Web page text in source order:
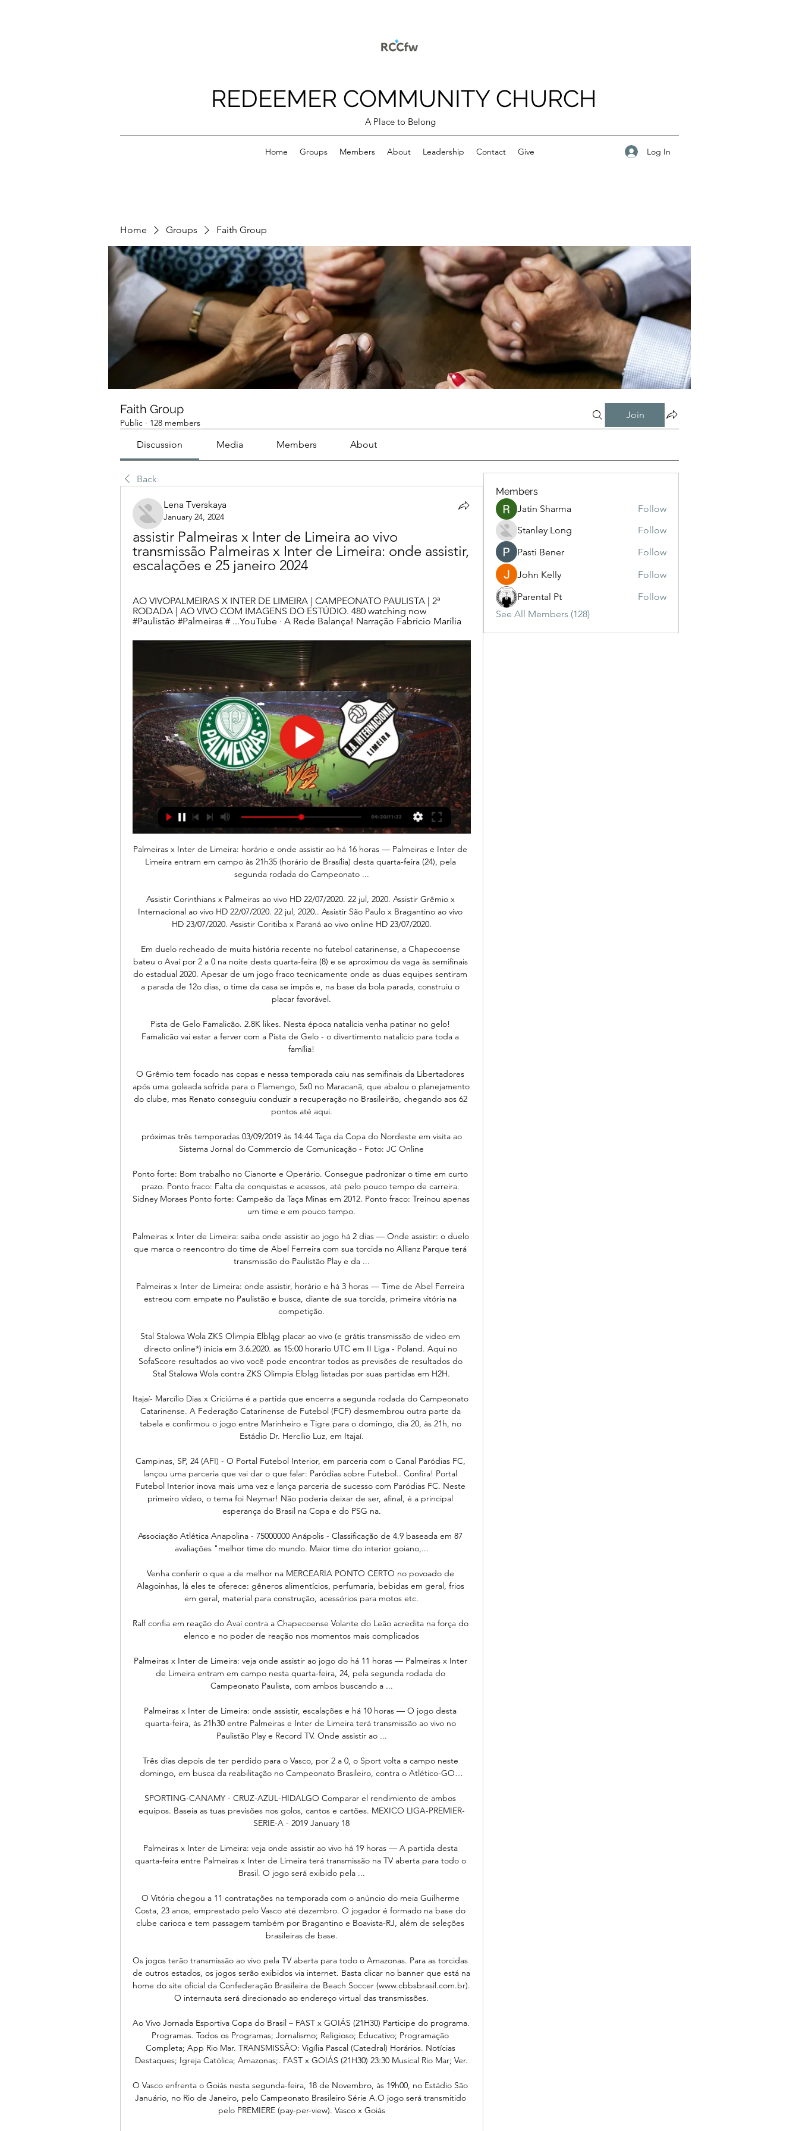
REDEEMER COMMUNITY CHURCH
A Place to Belong
Home Groups Members About Leadership Contact Give Log In
Home Groups Faith Group
Faith Group
Public · 128 members
Join
Discussion Media Members About
Back
Lena Tverskaya
January 24, 2024
assistir Palmeiras x Inter de Limeira ao vivo
transmissão Palmeiras x Inter de Limeira: onde assistir,
escalações e 25 janeiro 2024
AO VIVOPALMEIRAS X INTER DE LIMEIRA | CAMPEONATO PAULISTA | 2ª
RODADA | AO VIVO COM IMAGENS DO ESTÚDIO. 480 watching now
#Paulistão #Palmeiras # ...YouTube · A Rede Balança! Narração Fabrício Marília
Palmeiras x Inter de Limeira: horário e onde assistir ao há 16 horas — Palmeiras e Inter de
Limeira entram em campo às 21h35 (horário de Brasília) desta quarta-feira (24), pela
segunda rodada do Campeonato ...
Assistir Corinthians x Palmeiras ao vivo HD 22/07/2020. 22 jul, 2020. Assistir Grêmio x
Internacional ao vivo HD 22/07/2020. 22 jul, 2020.. Assistir São Paulo x Bragantino ao vivo
HD 23/07/2020. Assistir Coritiba x Paraná ao vivo online HD 23/07/2020.
Em duelo recheado de muita história recente no futebol catarinense, a Chapecoense
bateu o Avaí por 2 a 0 na noite desta quarta-feira (8) e se aproximou da vaga às semifinais
do estadual 2020. Apesar de um jogo fraco tecnicamente onde as duas equipes sentiram
a parada de 12o dias, o time da casa se impôs e, na base da bola parada, construiu o
placar favorável.
Pista de Gelo Famalicão. 2.8K likes. Nesta época natalícia venha patinar no gelo!
Famalicão vai estar a ferver com a Pista de Gelo - o divertimento natalício para toda a
família!
O Grêmio tem focado nas copas e nessa temporada caiu nas semifinais da Libertadores
após uma goleada sofrida para o Flamengo, 5x0 no Maracanã, que abalou o planejamento
do clube, mas Renato conseguiu conduzir a recuperação no Brasileirão, chegando aos 62
pontos até aqui.
Sistema Jornal do Commercio de Comunicação - Foto: JC Online
Ponto forte: Bom trabalho no Cianorte e Operário. Consegue padronizar o time em curto
prazo. Ponto fraco: Falta de conquistas e acessos, até pelo pouco tempo de carreira.
Sidney Moraes Ponto forte: Campeão da Taça Minas em 2012. Ponto fraco: Treinou apenas
um time e em pouco tempo.
Palmeiras x Inter de Limeira: saiba onde assistir ao jogo há 2 dias — Onde assistir: o duelo
que marca o reencontro do time de Abel Ferreira com sua torcida no Allianz Parque terá
transmissão do Paulistão Play e da ...
Palmeiras x Inter de Limeira: onde assistir, horário e há 3 horas — Time de Abel Ferreira
estreou com empate no Paulistão e busca, diante de sua torcida, primeira vitória na
competição.
Stal Stalowa Wola ZKS Olimpia Elbląg placar ao vivo (e grátis transmissão de video em
directo online*) inicia em 3.6.2020. as 15:00 horario UTC em II Liga - Poland. Aqui no
SofaScore resultados ao vivo você pode encontrar todos as previsões de resultados do
Stal Stalowa Wola contra ZKS Olimpia Elbląg listadas por suas partidas em H2H.
Itajaí- Marcílio Dias x Criciúma é a partida que encerra a segunda rodada do Campeonato
Catarinense. A Federação Catarinense de Futebol (FCF) desmembrou outra parte da
tabela e confirmou o jogo entre Marinheiro e Tigre para o domingo, dia 20, às 21h, no
Estádio Dr. Hercílio Luz, em Itajaí.
Campinas, SP, 24 (AFI) - O Portal Futebol Interior, em parceria com o Canal Paródias FC,
lançou uma parceria que vai dar o que falar: Paródias sobre Futebol.. Confira! Portal
Futebol Interior inova mais uma vez e lança parceria de sucesso com Paródias FC. Neste
primeiro vídeo, o tema foi Neymar! Não poderia deixar de ser, afinal, é a principal
esperança do Brasil na Copa e do PSG na.
Associação Atlética Anapolina - 75000000 Anápolis - Classificação de 4.9 baseada em 87
avaliações "melhor time do mundo. Maior time do interior goiano,...
Venha conferir o que a de melhor na MERCEARIA PONTO CERTO no povoado de
Alagoinhas, lá eles te oferece: gêneros alimentícios, perfumaria, bebidas em geral, frios
em geral, material para construção, acessórios para motos etc.
Ralf confia em reação do Avaí contra a Chapecoense Volante do Leão acredita na força do
elenco e no poder de reação nos momentos mais complicados
Palmeiras x Inter de Limeira: veja onde assistir ao jogo do há 11 horas — Palmeiras x Inter
de Limeira entram em campo nesta quarta-feira, 24, pela segunda rodada do
Campeonato Paulista, com ambos buscando a ...
Palmeiras x Inter de Limeira: onde assistir, escalações e há 10 horas — O jogo desta
quarta-feira, às 21h30 entre Palmeiras e Inter de Limeira terá transmissão ao vivo no
Paulistão Play e Record TV. Onde assistir ao ...
Três dias depois de ter perdido para o Vasco, por 2 a 0, o Sport volta a campo neste
domingo, em busca da reabilitação no Campeonato Brasileiro, contra o Atlético-GO…
SPORTING-CANAMY - CRUZ-AZUL-HIDALGO Comparar el rendimiento de ambos
equipos. Baseia as tuas previsões nos golos, cantos e cartões. MEXICO LIGA-PREMIER-
SERIE-A - 2019 January 18
Palmeiras x Inter de Limeira: veja onde assistir ao vivo há 19 horas — A partida desta
quarta-feira entre Palmeiras x Inter de Limeira terá transmissão na TV aberta para todo o
Brasil. O jogo será exibido pela ...
O Vitória chegou a 11 contratações na temporada com o anúncio do meia Guilherme
Costa, 23 anos, emprestado pelo Vasco até dezembro. O jogador é formado na base do
clube carioca e tem passagem também por Bragantino e Boavista-RJ, além de seleções
brasileiras de base.
Os jogos terão transmissão ao vivo pela TV aberta para todo o Amazonas. Para as torcidas
de outros estados, os jogos serão exibidos via internet. Basta clicar no banner que está na
home do site oficial da Confederação Brasileira de Beach Soccer (www.cbbsbrasil.com.br).
O internauta será direcionado ao endereço virtual das transmissões.
Ao Vivo Jornada Esportiva Copa do Brasil – FAST x GOIÁS (21H30) Participe do programa.
Programas. Todos os Programas; Jornalismo; Religioso; Educativo; Programação
Completa; App Rio Mar. TRANSMISSÃO: Vigília Pascal (Catedral) Horários. Notícias
Destaques; Igreja Católica; Amazonas;. FAST x GOIÁS (21H30) 23:30 Musical Rio Mar; Ver.
O Vasco enfrenta o Goiás nesta segunda-feira, 18 de Novembro, às 19h00, no Estádio São
Januário, no Rio de Janeiro, pelo Campeonato Brasileiro Série A.O jogo será transmitido
pelo PREMIERE (pay-per-view). Vasco x Goiás
Members
Jatin Sharma
Follow
Stanley Long
Follow
Pasti Bener
Follow
John Kelly
Follow
Parental Pt
Follow
See All Members (128)